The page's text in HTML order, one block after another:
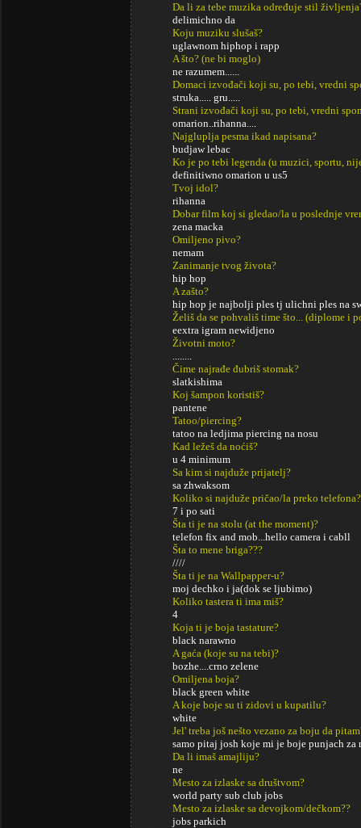
Da li za tebe muzika određuje stil
delimichno da
Koju muziku slušaš?
uglawnom hiphop i rapp
A što? (ne bi moglo)
ne razumem......
Domaci izvođači koji su, po tebi, vredni
struka..... gru.....
Strani izvođači koji su, po tebi, vredni
omarion..rihanna....
Najgluplja pesma ikad napisana?
budjaw lebac
Ko je po tebi legenda (u muzici, sportu,
definitiwno omarion u us5
Tvoj idol?
rihanna
Dobar film koj si gledao/la u poslednje
zena macka
Omiljeno pivo?
nemam
Zanimanje tvog života?
hip hop
A zašto?
hip hop je najbolji ples tj ulichni ples na
Želiš da se pohvališ time što... (diplome i
eextra igram newidjeno
Životni moto?
........
Čime najrađe đubriš stomak?
slatkishima
Koj šampon koristiš?
pantene
Tatoo/piercing?
tatoo na ledjima piercing na nosu
Kad ležeš da noćiš?
u 4 minimum
Sa kim si najduže prijatelj?
sa zhwaksom
Koliko si najduže pričao/la preko telefona?
7 i po sati
Šta ti je na stolu (at the moment)?
telefon fix and mob...hello camera i cabll
Šta to mene briga???
////
Šta ti je na Wallpapper-u?
moj dechko i ja(dok se ljubimo)
Koliko tastera ti ima miš?
4
Koja ti je boja tastature?
black narawno
A gaća (koje su na tebi)?
bozhe....crno zelene
Omiljena boja?
black green white
A koje boje su ti zidovi u kupatilu?
white
Jel' treba još nešto vezano za boju da
samo pitaj josh koje mi je boje punjach
Da li imaš amajliju?
ne
Mesto za izlaske sa društvom?
world party sub club jobs
Mesto za izlaske sa devojkom/dečkom??
jobs parkich